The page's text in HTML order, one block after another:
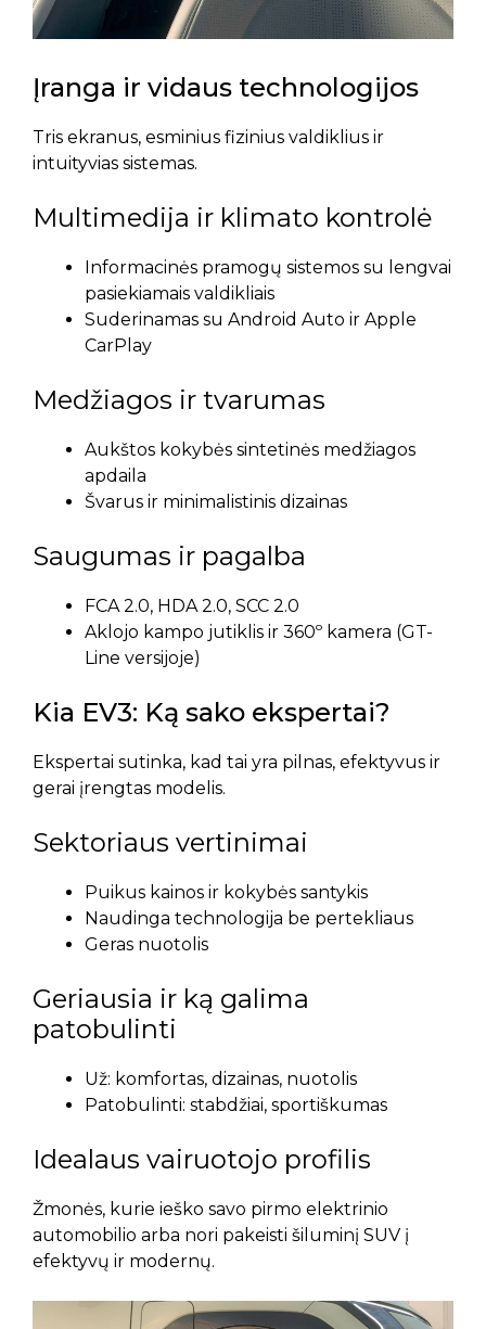
Įranga ir vidaus technologijos
Tris ekranus, esminius fizinius valdiklius ir
intuityvias sistemas.
Multimedija ir klimato kontrolė
Informacinės pramogų sistemos su lengvai
pasiekiamais valdikliais
Suderinamas su Android Auto ir Apple
CarPlay
Medžiagos ir tvarumas
Aukštos kokybės sintetinės medžiagos
apdaila
Švarus ir minimalistinis dizainas
Saugumas ir pagalba
FCA 2.0, HDA 2.0, SCC 2.0
Aklojo kampo jutiklis ir 360º kamera (GT-
Line versijoje)
Kia EV3: Ką sako ekspertai?
Ekspertai sutinka, kad tai yra pilnas, efektyvus ir
gerai įrengtas modelis.
Sektoriaus vertinimai
Puikus kainos ir kokybės santykis
Naudinga technologija be pertekliaus
Geras nuotolis
Geriausia ir ką galima
patobulinti
Už: komfortas, dizainas, nuotolis
Patobulinti: stabdžiai, sportiškumas
Idealaus vairuotojo profilis
Žmonės, kurie ieško savo pirmo elektrinio
automobilio arba nori pakeisti šiluminį SUV į
efektyvų ir modernų.